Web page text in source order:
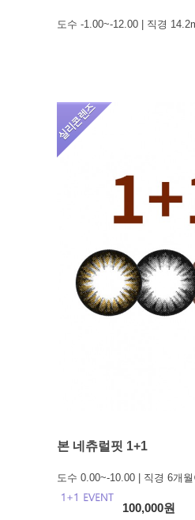
도수 -1.00~-12.00 | 직경
본 네츄럴핏 1+1
도수 0.00~-10.00 | 직경 6개월
100,000원